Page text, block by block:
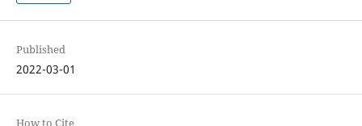
Published
2022-03-01
How to Cite